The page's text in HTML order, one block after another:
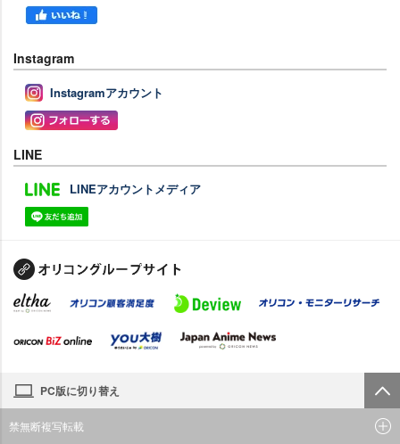
Instagram
Instagramアカウント
LINE
LINEアカウントメディア
PC版に切り替え
禁無断複写転載